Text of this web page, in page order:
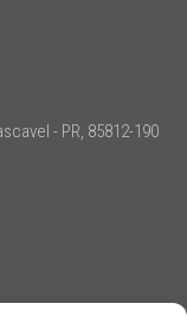
- PR, 85812-190